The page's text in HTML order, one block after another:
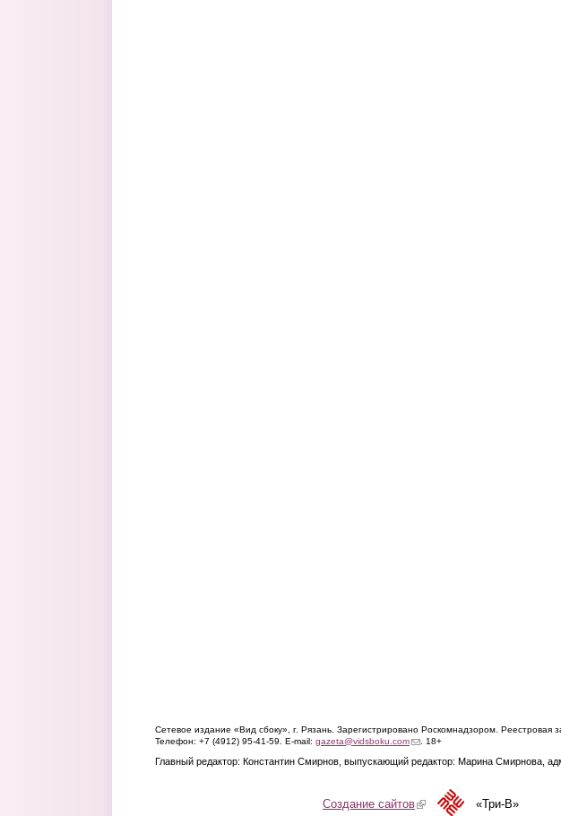
Сетевое издание «Вид сбоку», г. Рязань. Зарегистрировано Роскомнадзором. Реестровая
Телефон: +7 (4912) 95-41-59. E-mail: gazeta@vidsboku.com(link sends e-mail)
. 18+
Главный редактор: Константин Смирнов, выпускающий редактор: Марина Смирнова,
Создание сайтов(link is external)«Три-В»